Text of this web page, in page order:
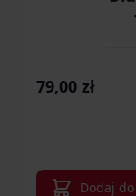
79,00 zł
Dodaj